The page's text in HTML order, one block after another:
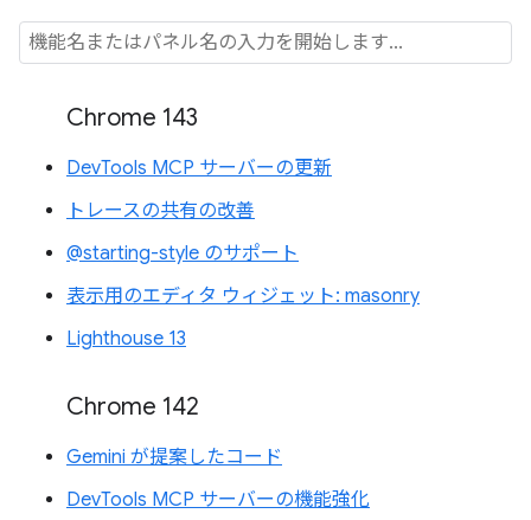
Chrome 143
DevTools MCP サーバーの更新
トレースの共有の改善
@starting-style のサポート
表示用のエディタ ウィジェット: masonry
Lighthouse 13
Chrome 142
Gemini が提案したコード
DevTools MCP サーバーの機能強化